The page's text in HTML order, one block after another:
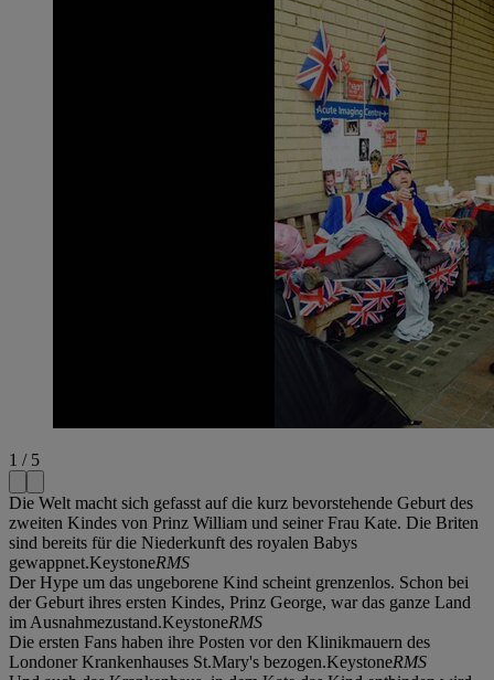
1 / 5
Die Welt macht sich gefasst auf die kurz bevorstehende Geburt des
zweiten Kindes von Prinz William und seiner Frau Kate. Die Briten
sind bereits für die Niederkunft des royalen Babys
gewappnet.KeystoneRMS
Der Hype um das ungeborene Kind scheint grenzenlos. Schon bei
der Geburt ihres ersten Kindes, Prinz George, war das ganze Land
im Ausnahmezustand.KeystoneRMS
Die ersten Fans haben ihre Posten vor den Klinikmauern des
Londoner Krankenhauses St.Mary's bezogen.KeystoneRMS